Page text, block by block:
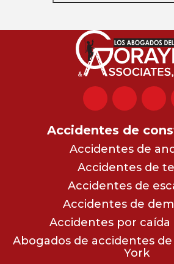
Accidentes de
Accidentes de
Accidentes de
Accidentes de
Accidentes de
Accidentes por caída
Abogados de accidentes
York